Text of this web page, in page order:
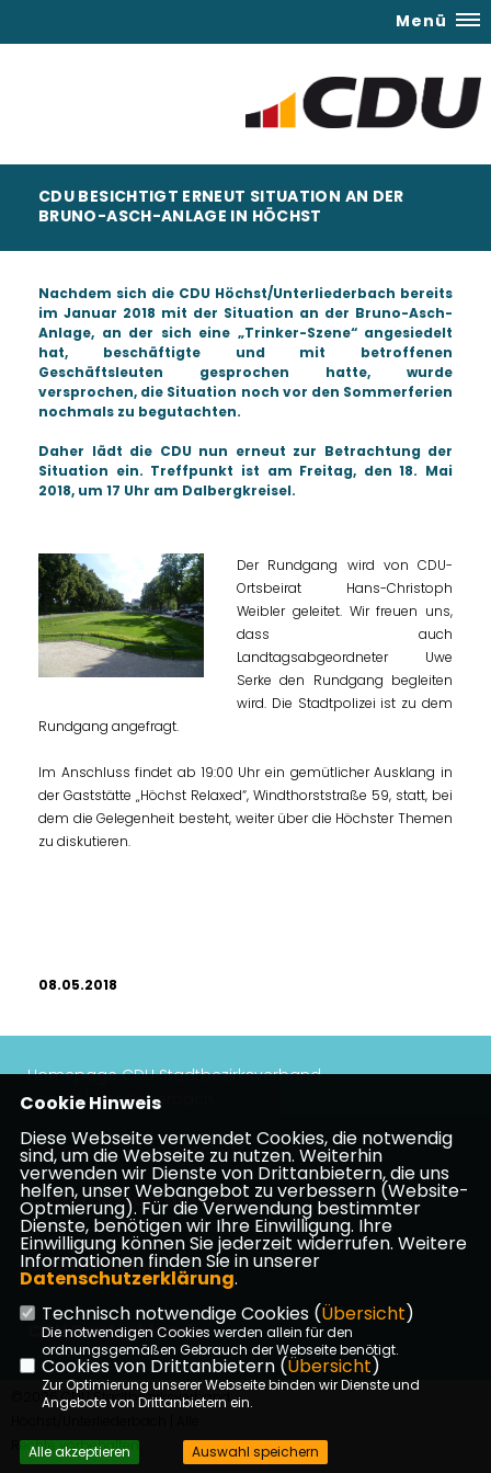
Menü
CDU BESICHTIGT ERNEUT SITUATION AN DER
BRUNO-ASCH-ANLAGE IN HÖCHST
Nachdem sich die CDU Höchst/Unterliederbach bereits
im Januar 2018 mit der Situation an der Bruno-Asch-
Anlage, an der sich eine „Trinker-Szene“ angesiedelt
hat, beschäftigte und mit betroffenen
Geschäftsleuten gesprochen hatte, wurde
versprochen, die Situation noch vor den Sommerferien
nochmals zu begutachten.
Daher lädt die CDU nun erneut zur Betrachtung der
Situation ein. Treffpunkt ist am Freitag, den 18. Mai
2018, um 17 Uhr am Dalbergkreisel.
Der Rundgang wird von CDU-
Ortsbeirat Hans-Christoph
Weibler geleitet. Wir freuen uns,
dass auch
Landtagsabgeordneter Uwe
Serke den Rundgang begleiten
wird. Die Stadtpolizei ist zu dem
Rundgang angefragt.
Im Anschluss findet ab 19:00 Uhr ein gemütlicher Ausklang in
der Gaststätte „Höchst Relaxed“, Windthorststraße 59, statt, bei
dem die Gelegenheit besteht, weiter über die Höchster Themen
zu diskutieren.
08.05.2018
Homepage CDU Stadtbezirksverband
Höchst/Unterliederbach
Impressum Datenschutz Kontakt
CDU Frankfurt am Main
CDU in Hessen
CDU Deutschlands
©2026 CDU Stadtbezirksverband
Rechte vorbehalten.
Cookie Hinweis
Diese Webseite verwendet Cookies, die notwendig
sind, um die Webseite zu nutzen. Weiterhin
verwenden wir Dienste von Drittanbietern, die uns
helfen, unser Webangebot zu verbessern (Website-
Optmierung). Für die Verwendung bestimmter
Dienste, benötigen wir Ihre Einwilligung. Ihre
Einwilligung können Sie jederzeit widerrufen. Weitere
Informationen finden Sie in unserer
Datenschutzerklärung.
Technisch notwendige Cookies (Übersicht)
Die notwendigen Cookies werden allein für den
ordnungsgemäßen Gebrauch der Webseite benötigt.
Cookies von Drittanbietern (Übersicht)
Zur Optimierung unserer Webseite binden wir Dienste und
Angebote von Drittanbietern ein.
Alle akzeptieren Auswahl speichern